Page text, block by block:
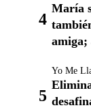
María
amiga;
Yo Me